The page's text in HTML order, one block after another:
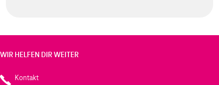
WIR HELFEN DIR WEITER
Kontakt